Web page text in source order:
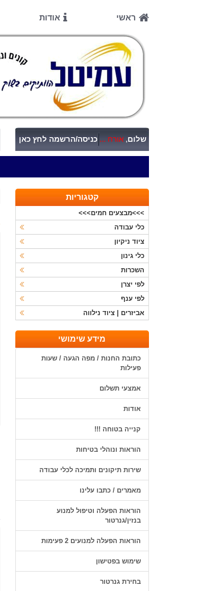
ראשי אודות
שלום, אורח ... כניסה/הרשמה לחץ כאן
קטגוריות
>>>מבצעים חמים>>>
כלי עבודה
ציוד ניקיון
כלי גינון
השכרות
לפי יצרן
לפי ענף
אביזרים | ציוד נילווה
מידע שימושי
כתובת החנות / מפה הגעה / שעות
פעילות
אמצעי תשלום
אודות
קנייה בטוחה !!!
הוראות ונוהלי בטיחות
שירות תיקונים ותמיכה לכלי עבודה
מאמרים / כתבו עלינו
הוראות הפעלה וטיפול למנוע
בנזין/גנרטור
הוראות הפעלה למנועים 2 פעימות
שימוש בפטישון
בחירת גנרטור